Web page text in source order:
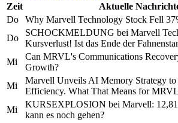
Zeit
Aktuelle
Do
Why Marvell Technology Stock Fell
Do
SCHOCKMELDUNG bei Marvell
Kursverlust! Ist das Ende der
Mi
Can MRVL's Communications
Growth?
Mi
Marvell Unveils AI Memory Strategy to
Efficiency. What That Means for
Mi
KURSEXPLOSION bei Marvell:
kann es noch gehen?